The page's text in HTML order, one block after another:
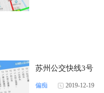
苏州公交快线3号
偏痴 2019-12-19